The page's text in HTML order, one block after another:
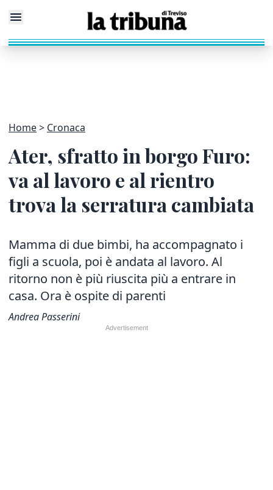
Home Cronaca
Ater, sfratto in borgo Furo:
va al lavoro e al rientro
trova la serratura cambiata
Mamma di due bimbi, ha accompagnato i
figli a scuola, poi è andata al lavoro. Al
ritorno non è più riuscita più a entrare in
casa. Ora è ospite di parenti
Andrea Passerini